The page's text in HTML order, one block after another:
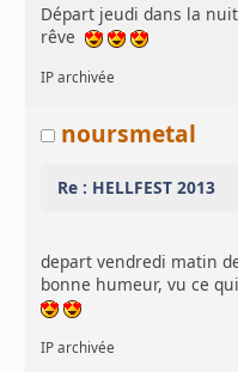
Départ jeudi dans la
rêve
IP archivée
noursmetal
Re : HELLFEST 2013
depart vendredi matin
bonne humeur, vu ce
IP archivée